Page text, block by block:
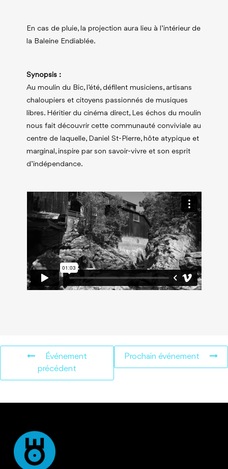
En cas de pluie, la projection aura lieu à l’intérieur de
la Baleine Endiablée.
Synopsis :
Au moulin du Bic, l’été, défilent musiciens, artisans
chaloupiers et citoyens passionnés de musiques
libres. Héritier du cinéma direct, Les échos du moulin
nous fait découvrir cette communauté conviviale au
centre de laquelle, Daniel St-Pierre, hôte atypique et
marginal, inspire par son savoir-vivre et son esprit
d’indépendance.
Événement
précédent
Prochain événement